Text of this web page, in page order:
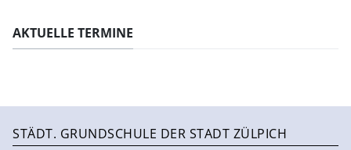
AKTUELLE TERMINE
STÄDT. GRUNDSCHULE DER STADT ZÜLPICH